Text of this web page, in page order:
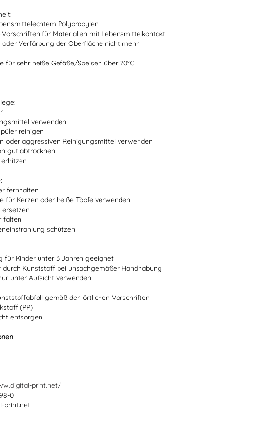
Polypropylen
Vorschriften für Materialien mit Lebensmittelkontakt
oder Verfärbung der Oberfläche nicht mehr
für sehr heiße Gefäße/Speisen über 70°C
verwenden
reinigen
oder aggressiven Reinigungsmittel verwenden
gut abtrocknen
fernhalten
für Kerzen oder heiße Töpfe verwenden
ersetzen
falten
schützen
für Kinder unter 3 Jahren geeignet
durch Kunststoff bei unsachgemäßer Handhabung
unter Aufsicht verwenden
gemäß den örtlichen Vorschriften
(PP)
entsorgen
print.net/
0
print.net